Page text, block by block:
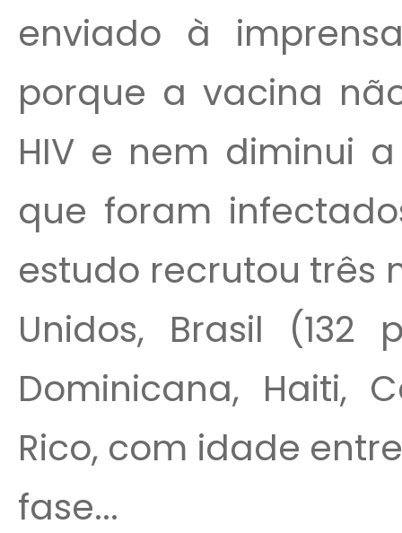
enviado à
porque a vacina
HIV e nem diminui
que foram
estudo recrutou três
Unidos, Brasil (132
Dominicana, Haiti,
Rico, com idade
fase...